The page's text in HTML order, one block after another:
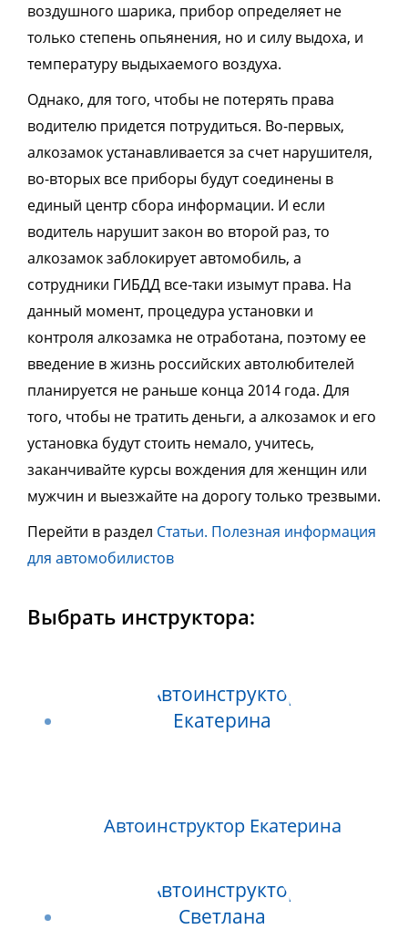
воздушного шарика, прибор определяет не
только степень опьянения, но и силу выдоха, и
температуру выдыхаемого воздуха.
Однако, для того, чтобы не потерять права
водителю придется потрудиться. Во-первых,
алкозамок устанавливается за счет нарушителя,
во-вторых все приборы будут соединены в
единый центр сбора информации. И если
водитель нарушит закон во второй раз, то
алкозамок заблокирует автомобиль, а
сотрудники ГИБДД все-таки изымут права. На
данный момент, процедура установки и
контроля алкозамка не отработана, поэтому ее
введение в жизнь российских автолюбителей
планируется не раньше конца 2014 года. Для
того, чтобы не тратить деньги, а алкозамок и его
установка будут стоить немало, учитесь,
заканчивайте курсы вождения для женщин или
мужчин и выезжайте на дорогу только трезвыми.
Перейти в раздел Статьи. Полезная информация
для автомобилистов
Выбрать инструктора:
Автоинструктор Екатерина